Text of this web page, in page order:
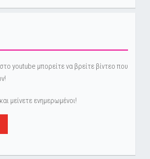
youtube μπορείτε να βρείτε βίντεο που
μείνετε ενημερωμένοι!